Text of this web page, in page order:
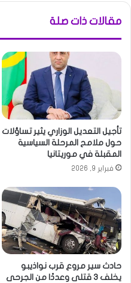
مقالات ذات صلة
تأجيل التعديل الوزاري يثير تساؤلات
حول ملامح المرحلة السياسية
المقبلة في موريتانيا
فبراير 9, 2026
حادث سير مروع قرب نواذيبو
يخلف 3 قتلى وعددًا من الجرحى